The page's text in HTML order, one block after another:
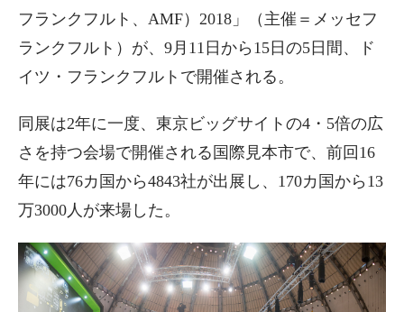
フランクフルト、AMF）2018」（主催＝メッセフ
ランクフルト）が、9月11日から15日の5日間、ド
イツ・フランクフルトで開催される。
同展は2年に一度、東京ビッグサイトの4・5倍の広
さを持つ会場で開催される国際見本市で、前回16
年には76カ国から4843社が出展し、170カ国から13
万3000人が来場した。